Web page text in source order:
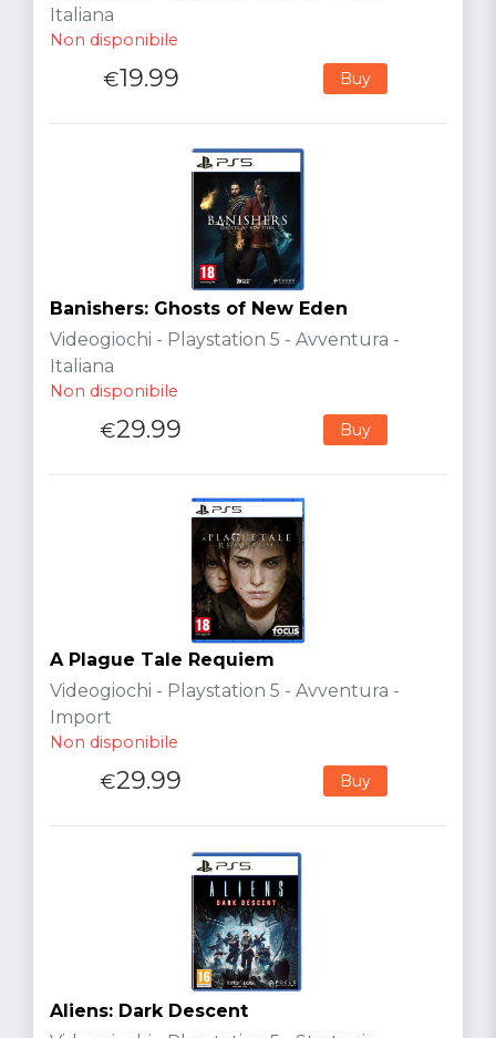
Italiana
Non disponibile
€19.99 Buy
Banishers: Ghosts of New Eden
Videogiochi - Playstation 5 - Avventura -
Italiana
Non disponibile
€29.99 Buy
A Plague Tale Requiem
Videogiochi - Playstation 5 - Avventura -
Import
Non disponibile
€29.99 Buy
Aliens: Dark Descent